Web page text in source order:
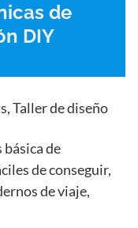
de
DIY
Taller de diseño
básica de
de conseguir,
de viaje,